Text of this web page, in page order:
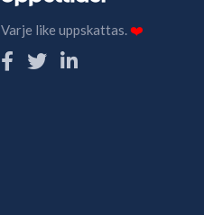
Varje like uppskattas.❤️